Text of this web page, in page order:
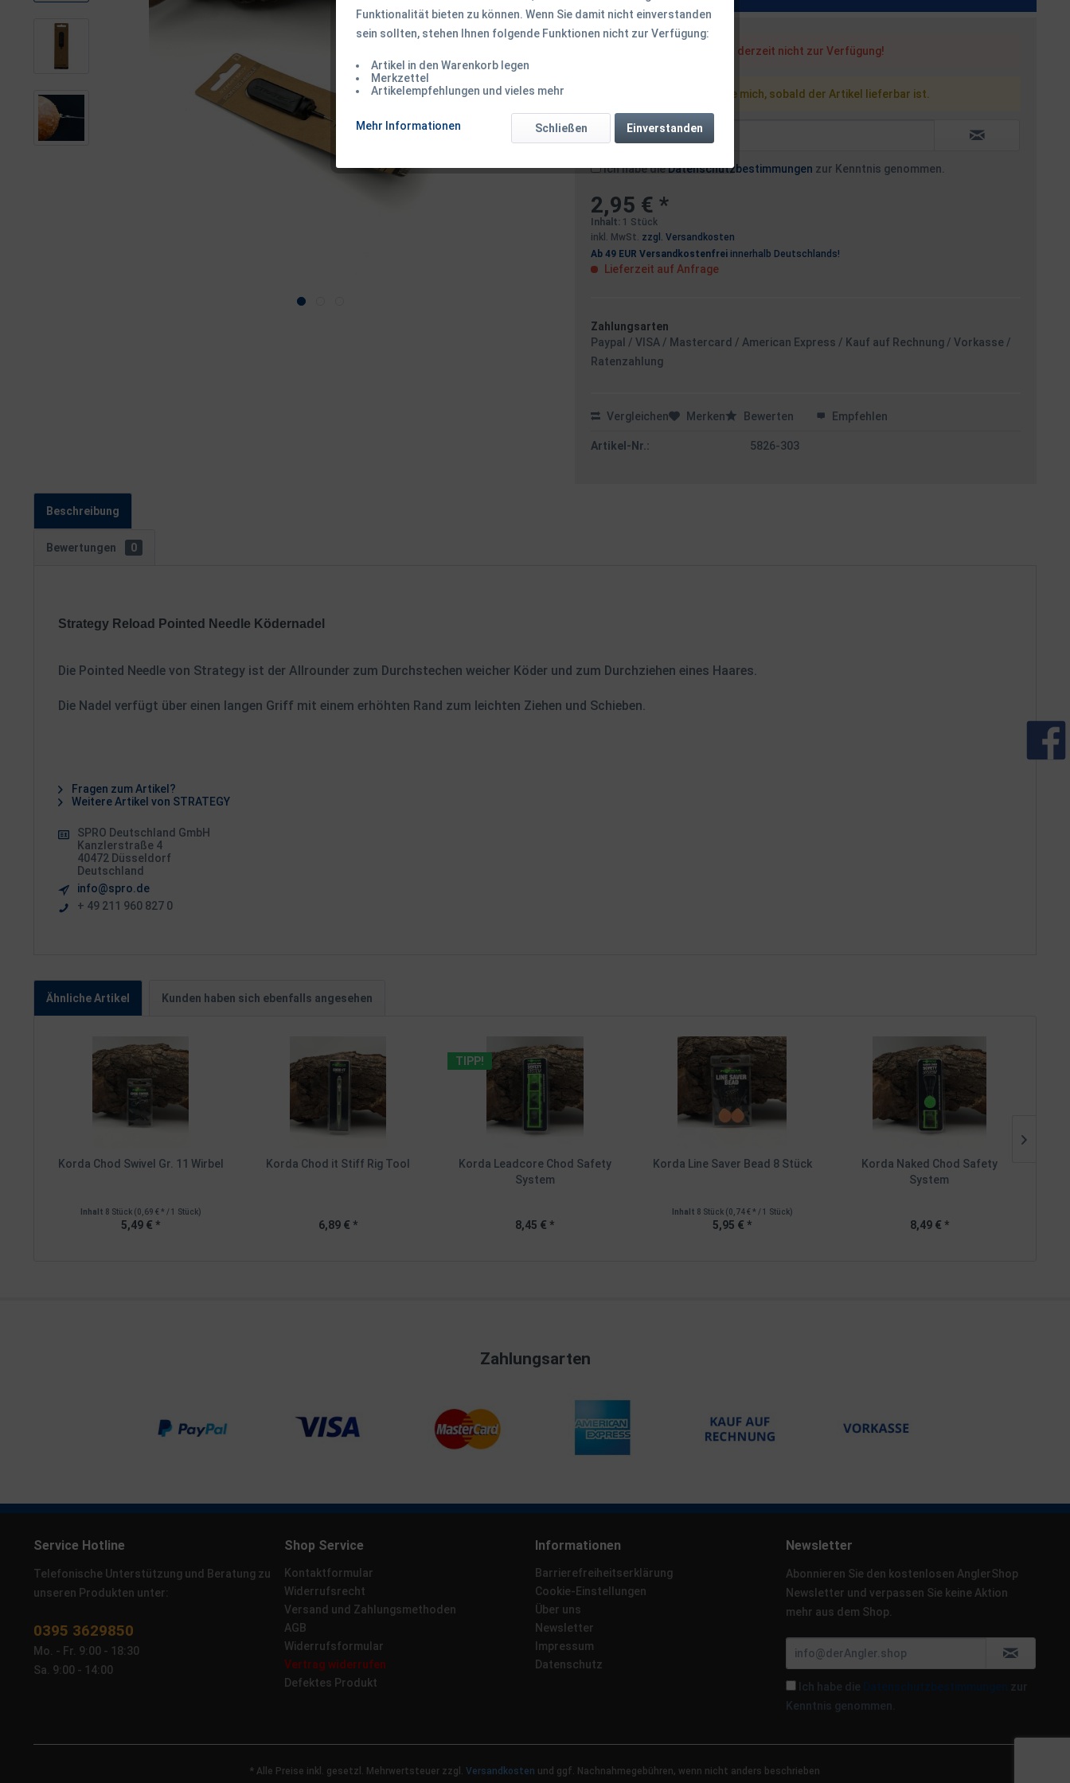
Dieser Artikel steht derzeit nicht zur Verfügung!
Benachrichtigen Sie mich, sobald der Artikel lieferbar ist.
Ich habe dieDatenschutzbestimmungen zur Kenntnis genommen.
2,95 € *
Inhalt: 1 Stück
inkl. MwSt. zzgl. Versandkosten
Ab 49 EUR Versandkostenfrei innerhalb Deutschlands!
Lieferzeit auf Anfrage
Zahlungsarten
Paypal / VISA / Mastercard / American Express / Kauf auf Rechnung / Vorkasse /
Ratenzahlung
Vergleichen Merken Bewerten Empfehlen
Artikel-Nr.: 5826-303
Beschreibung
Bewertungen 0
Strategy Reload Pointed Needle Ködernadel
Die Pointed Needle von Strategy ist der Allrounder zum Durchstechen weicher Köder und zum Durchziehen eines Haares.
Die Nadel verfügt über einen langen Griff mit einem erhöhten Rand zum leichten Ziehen und Schieben.
Fragen zum Artikel?
Weitere Artikel von STRATEGY
SPRO Deutschland GmbH
Kanzlerstraße 4
40472 Düsseldorf
Deutschland
info@spro.de
+ 49 211 960 827 0
Ähnliche Artikel Kunden haben sich ebenfalls angesehen
Korda Chod Swivel Gr. 11 Wirbel
Inhalt 8 Stück (0,69 € * / 1 Stück)
5,49 € *
Korda Chod it Stiff Rig Tool
6,89 € *
TIPP!
Korda Leadcore Chod Safety
System
8,45 € *
Korda Line Saver Bead 8 Stück
Inhalt 8 Stück (0,74 € * / 1 Stück)
5,95 € *
Korda Naked Chod Safety
System
8,49 € *
Zahlungsarten
Service Hotline
Telefonische Unterstützung und Beratung zu
unseren Produkten unter:
0395 3629850
Mo. - Fr. 9:00 - 18:30
Sa. 9:00 - 14:00
Shop Service
Kontaktformular
Widerrufsrecht
Versand und Zahlungsmethoden
AGB
Widerrufsformular
Vertrag widerrufen
Defektes Produkt
Informationen
Barrierefreiheitserklärung
Cookie-Einstellungen
Über uns
Newsletter
Impressum
Datenschutz
Newsletter
Abonnieren Sie den kostenlosen AnglerShop
Newsletter und verpassen Sie keine Aktion
mehr aus dem Shop.
Ich habe die Datenschutzbestimmungen zur
Kenntnis genommen.
* Alle Preise inkl. gesetzl. Mehrwertsteuer zzgl. Versandkosten und ggf. Nachnahmegebühren, wenn nicht anders beschrieben
Funktionalität bieten zu können. Wenn Sie damit nicht einverstanden
sein sollten, stehen Ihnen folgende Funktionen nicht zur Verfügung:
Artikel in den Warenkorb legen
Merkzettel
Artikelempfehlungen und vieles mehr
Mehr Informationen Einverstanden
Schließen